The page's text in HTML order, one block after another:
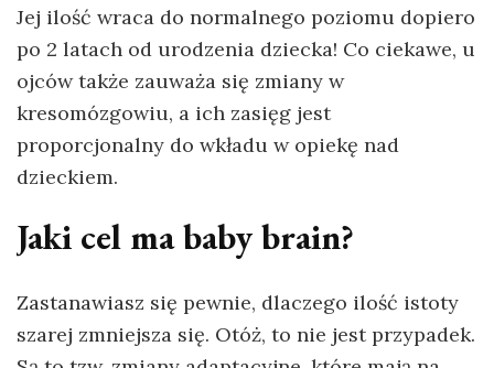
Jej ilość wraca do normalnego poziomu dopiero
po 2 latach od urodzenia dziecka! Co ciekawe, u
ojców także zauważa się zmiany w
kresomózgowiu, a ich zasięg jest
proporcjonalny do wkładu w opiekę nad
dzieckiem.
Jaki cel ma baby brain?
Zastanawiasz się pewnie, dlaczego ilość istoty
szarej zmniejsza się. Otóż, to nie jest przypadek.